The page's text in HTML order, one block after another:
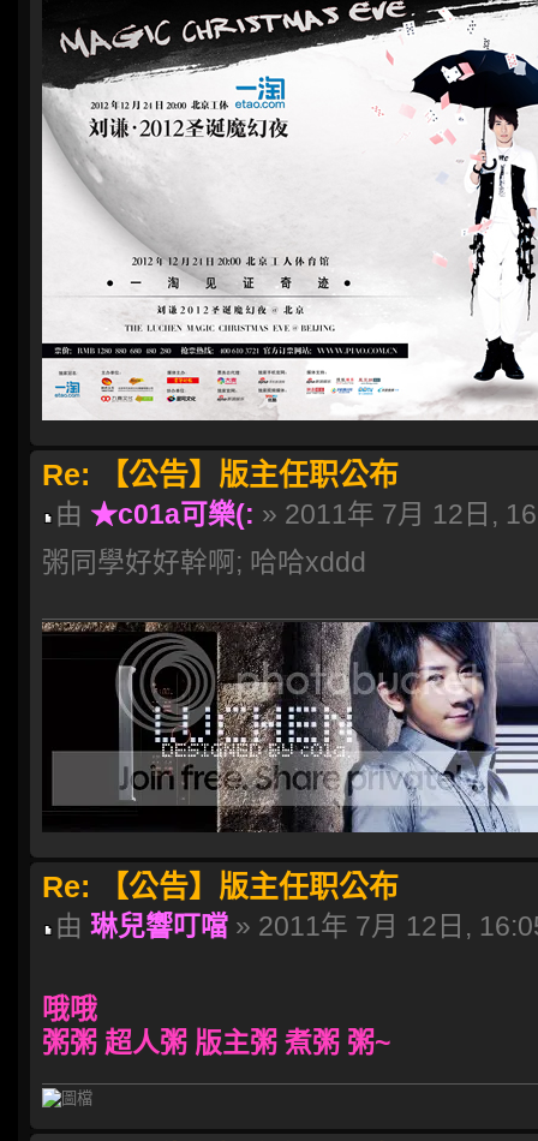
Re: 【公告】版主任职公布
由 ★c01a可樂(: » 2011年 7月 12日,
粥同學好好幹啊; 哈哈xddd
Re: 【公告】版主任职公布
由 琳兒響叮噹 » 2011年 7月 12日,
哦哦
粥粥 超人粥 版主粥 煮粥 粥~